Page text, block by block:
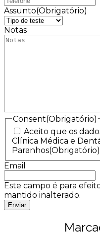
Assunto(Obrigatório)
Notas
Consent(Obrigatório)
Aceito que os
Clínica Médica e
Paranhos(Obrigatório)
Email
Este campo é para
mantido inalterado.